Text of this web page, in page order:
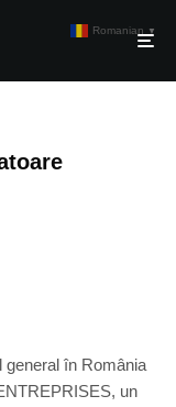
general în România
un
Romanian ▼